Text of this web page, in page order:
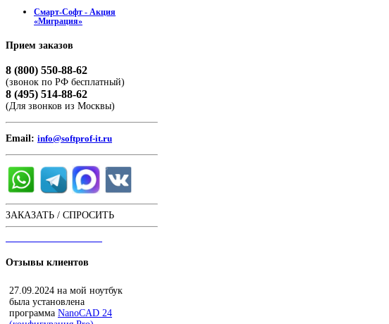
Смарт-Софт - Акция
«Миграция»
Прием заказов
8 (800) 550-88-62
(звонок по РФ бесплатный)
8 (495) 514-88-62
(Для звонков из Москвы)
Email: info@softprof-it.ru
ЗАКАЗАТЬ / СПРОСИТЬ
Отзывы клиентов
27.09.2024 на мой ноутбук
была установлена
программа NanoCAD 24